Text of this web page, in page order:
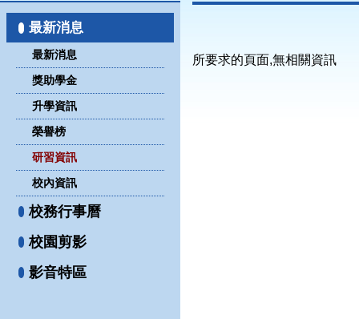
最新消息
最新消息
獎助學金
升學資訊
榮譽榜
研習資訊
校內資訊
校務行事曆
校園剪影
影音特區
所要求的頁面,無相關資訊